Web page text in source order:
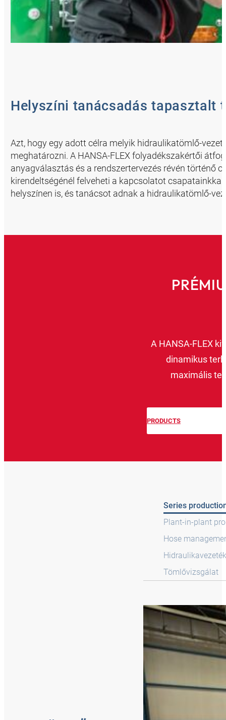
Helyszíni tanácsadás tapasztalt
Azt, hogy egy adott célra melyik hidraulikatömlő-
meghatározni. A HANSA-FLEX folyadékszakértői
anyagválasztás és a rendszertervezés révén történő
kirendeltségénél felveheti a kapcsolatot
helyszínen is, és tanácsot adnak a hidraulikatömlő-
A HANSA-FLEX
dinamikus
maximális
PRODUCTS
Series
Plant-in-plant
Hose
Tömlővizsgálat